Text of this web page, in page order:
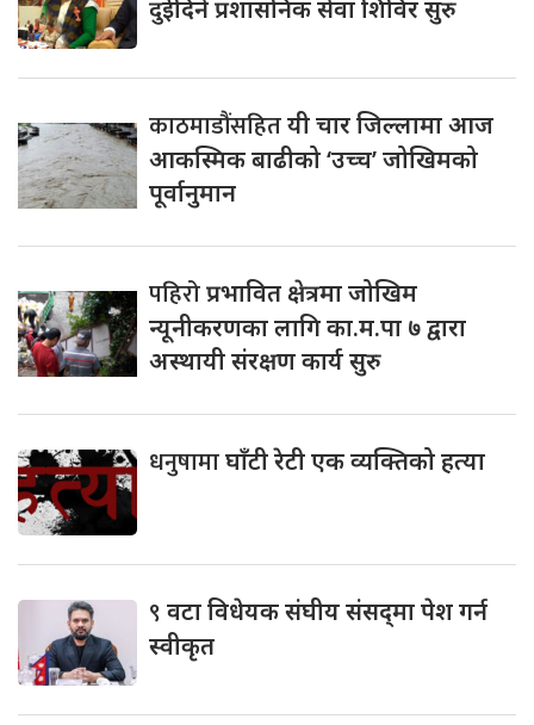
दुईदिने प्रशासनिक सेवा शिविर सुरु
काठमाडौंसहितयी चार जिल्लामा आज
आकस्मिक बाढीको ‘उच्च’ जोखिमको
पूर्वानुमान
पहिरोप्रभावित क्षेत्रमा जोखिम
न्यूनीकरणका लागि का.म.पा ७ द्वारा
अस्थायी संरक्षण कार्य सुरु
धनुषामाघाँटी रेटी एक व्यक्तिको हत्या
९ वटा विधेयक संघीय संसद्‌मा पेश गर्न
स्वीकृत